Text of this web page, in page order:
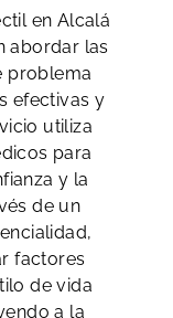
en Alcalá
abordar las
problema
efectivas y
utiliza
para
y la
de un
factores
de vida
a la